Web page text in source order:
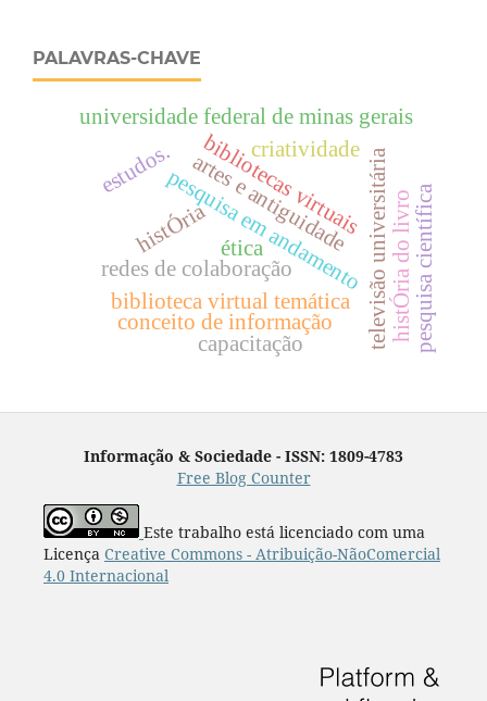
PALAVRAS-CHAVE
redes de colaboração
pesquisa em andamento
estudos. televisão universitária
universidade federal de minas gerais
bibliotecas virtuais
artes e antiguidade
biblioteca virtual temática
conceito de informação
criatividade
histÓria
capacitação
histÓria do livro
ética pesquisa científica
Informação & Sociedade - ISSN: 1809-4783
Free Blog Counter
Este trabalho está licenciado com uma
Licença Creative Commons - Atribuição-NãoComercial
4.0 Internacional